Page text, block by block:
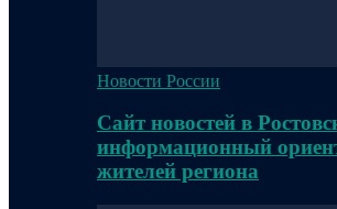
Новости России
Сайт новостей в
информационный
жителей региона